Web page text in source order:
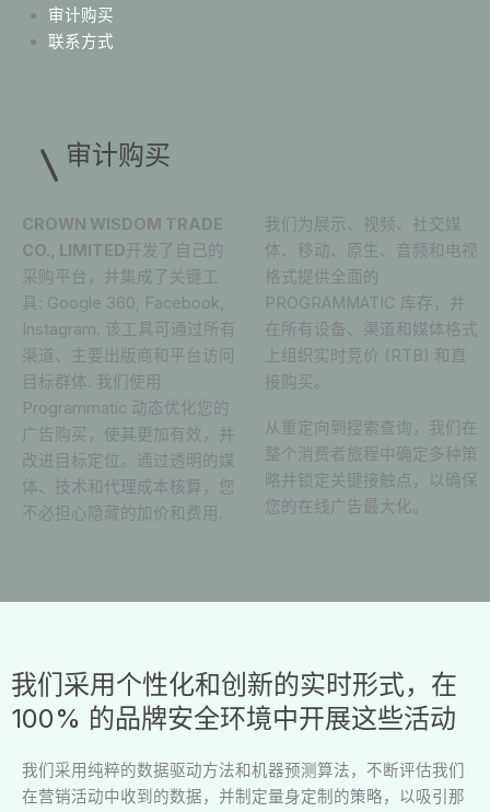
审计购买
联系方式
审计购买
CROWN WISDOM TRADE
CO., LIMITED开发了自己的
采购平台，并集成了关键工
具: Google 360, Facebook,
Instagram. 该工具可通过所有
渠道、主要出版商和平台访问
目标群体. 我们使用
Programmatic 动态优化您的
广告购买，使其更加有效，并
改进目标定位。通过透明的媒
体、技术和代理成本核算，您
不必担心隐藏的加价和费用 .
我们为展示、视频、社交媒
体、移动、原生、音频和电视
格式提供全面的
PROGRAMMATIC 库存，并
在所有设备、渠道和媒体格式
上组织实时竞价 (RTB) 和直
接购买。
从重定向到搜索查询，我们在
整个消费者旅程中确定多种策
略并锁定关键接触点，以确保
您的在线广告最大化。
我们采用个性化和创新的实时形式，在
100% 的品牌安全环境中开展这些活动
我们采用纯粹的数据驱动方法和机器预测算法，不断评估我们
在营销活动中收到的数据，并制定量身定制的策略，以吸引那